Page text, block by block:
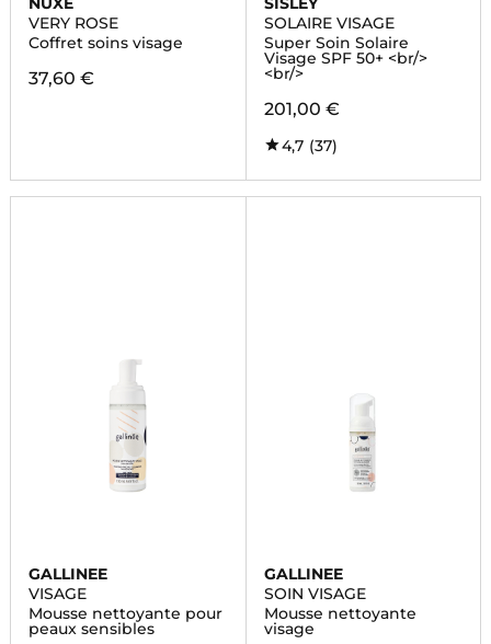
VERY ROSE
Coffret soins visage
37,60 €
SOLAIRE VISAGE
Super Soin Solaire
Visage SPF 50+ <br/>
<br/>
201,00 €
4,7 (37)
GALLINEE
VISAGE
Mousse nettoyante pour
peaux sensibles
GALLINEE
SOIN VISAGE
Mousse nettoyante
visage